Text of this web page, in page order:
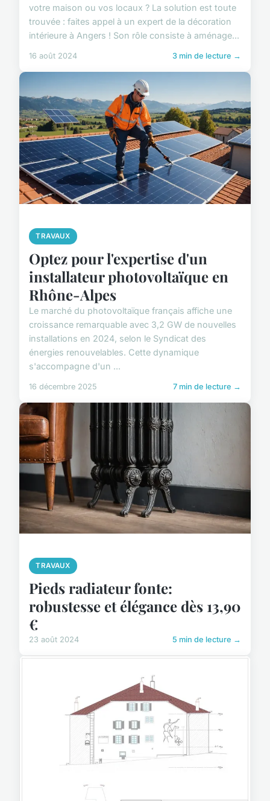
votre maison ou vos locaux ? La solution est toute
trouvée : faites appel à un expert de la décoration
intérieure à Angers ! Son rôle consiste à aménage...
16 août 2024 3 min de lecture →
TRAVAUX
Optez pour l'expertise d'un
installateur photovoltaïque en
Rhône-Alpes
Le marché du photovoltaïque français affiche une
croissance remarquable avec 3,2 GW de nouvelles
installations en 2024, selon le Syndicat des
énergies renouvelables. Cette dynamique
s'accompagne d'un ...
16 décembre 2025 7 min de lecture →
TRAVAUX
Pieds radiateur fonte:
robustesse et élégance dès 13,90
€
23 août 2024 5 min de lecture →